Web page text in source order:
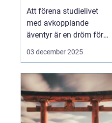
Att förena studielivet
med avkopplande
äventyr är en dröm för
många studenter. Att ta
surf, sol och nya möten
kan vara just den
upplevelse som fyller
p&ar...
03 december 2025